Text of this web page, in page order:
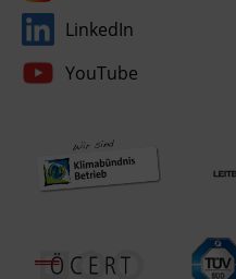
LinkedIn
YouTube